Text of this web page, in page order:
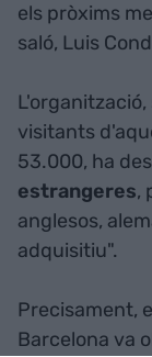
els pròxims
saló, Luis
visitants
53.000, ha
estrangeres,
anglesos,
adquisitiu".
Precisament,
Barcelona va